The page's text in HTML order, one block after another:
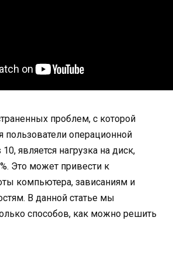
проблем, с которой
пользователи операционной
является нагрузка на диск,
Это может привести к
компьютера, зависаниям и
В данной статье мы
способов, как можно решить